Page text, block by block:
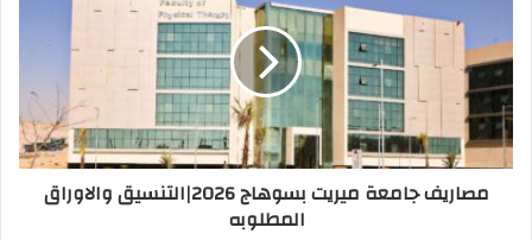
مصاريف جامعة ميريت بسوهاج 2026|التنسيق والاوراق
المطلوبه